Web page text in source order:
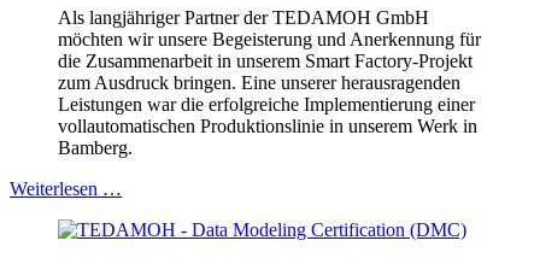
Als langjähriger Partner der TEDAMOH GmbH
möchten wir unsere Begeisterung und Anerkennung für
die Zusammenarbeit in unserem Smart Factory-Projekt
zum Ausdruck bringen. Eine unserer herausragenden
Leistungen war die erfolgreiche Implementierung einer
vollautomatischen Produktionslinie in unserem Werk in
Bamberg.
Weiterlesen …